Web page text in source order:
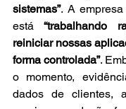
sistemas”. A
está “trabalhando
reiniciar nossas
forma controlada”.
o momento,
dados de clientes,